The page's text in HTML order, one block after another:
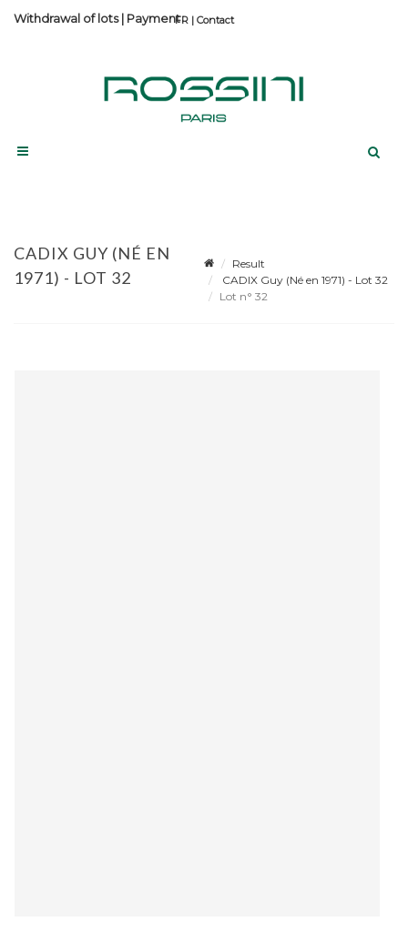
Contact
Withdrawal of lots| Payment
CADIX GUY (NÉ EN
1971) - LOT 32
Result
CADIX Guy (Né en 1971) - Lot 32
Lot n° 32